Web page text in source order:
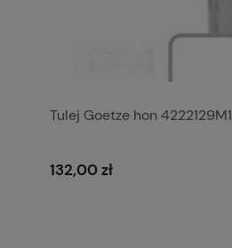
Tulej Goetze hon 4222129M1
132,00 zł